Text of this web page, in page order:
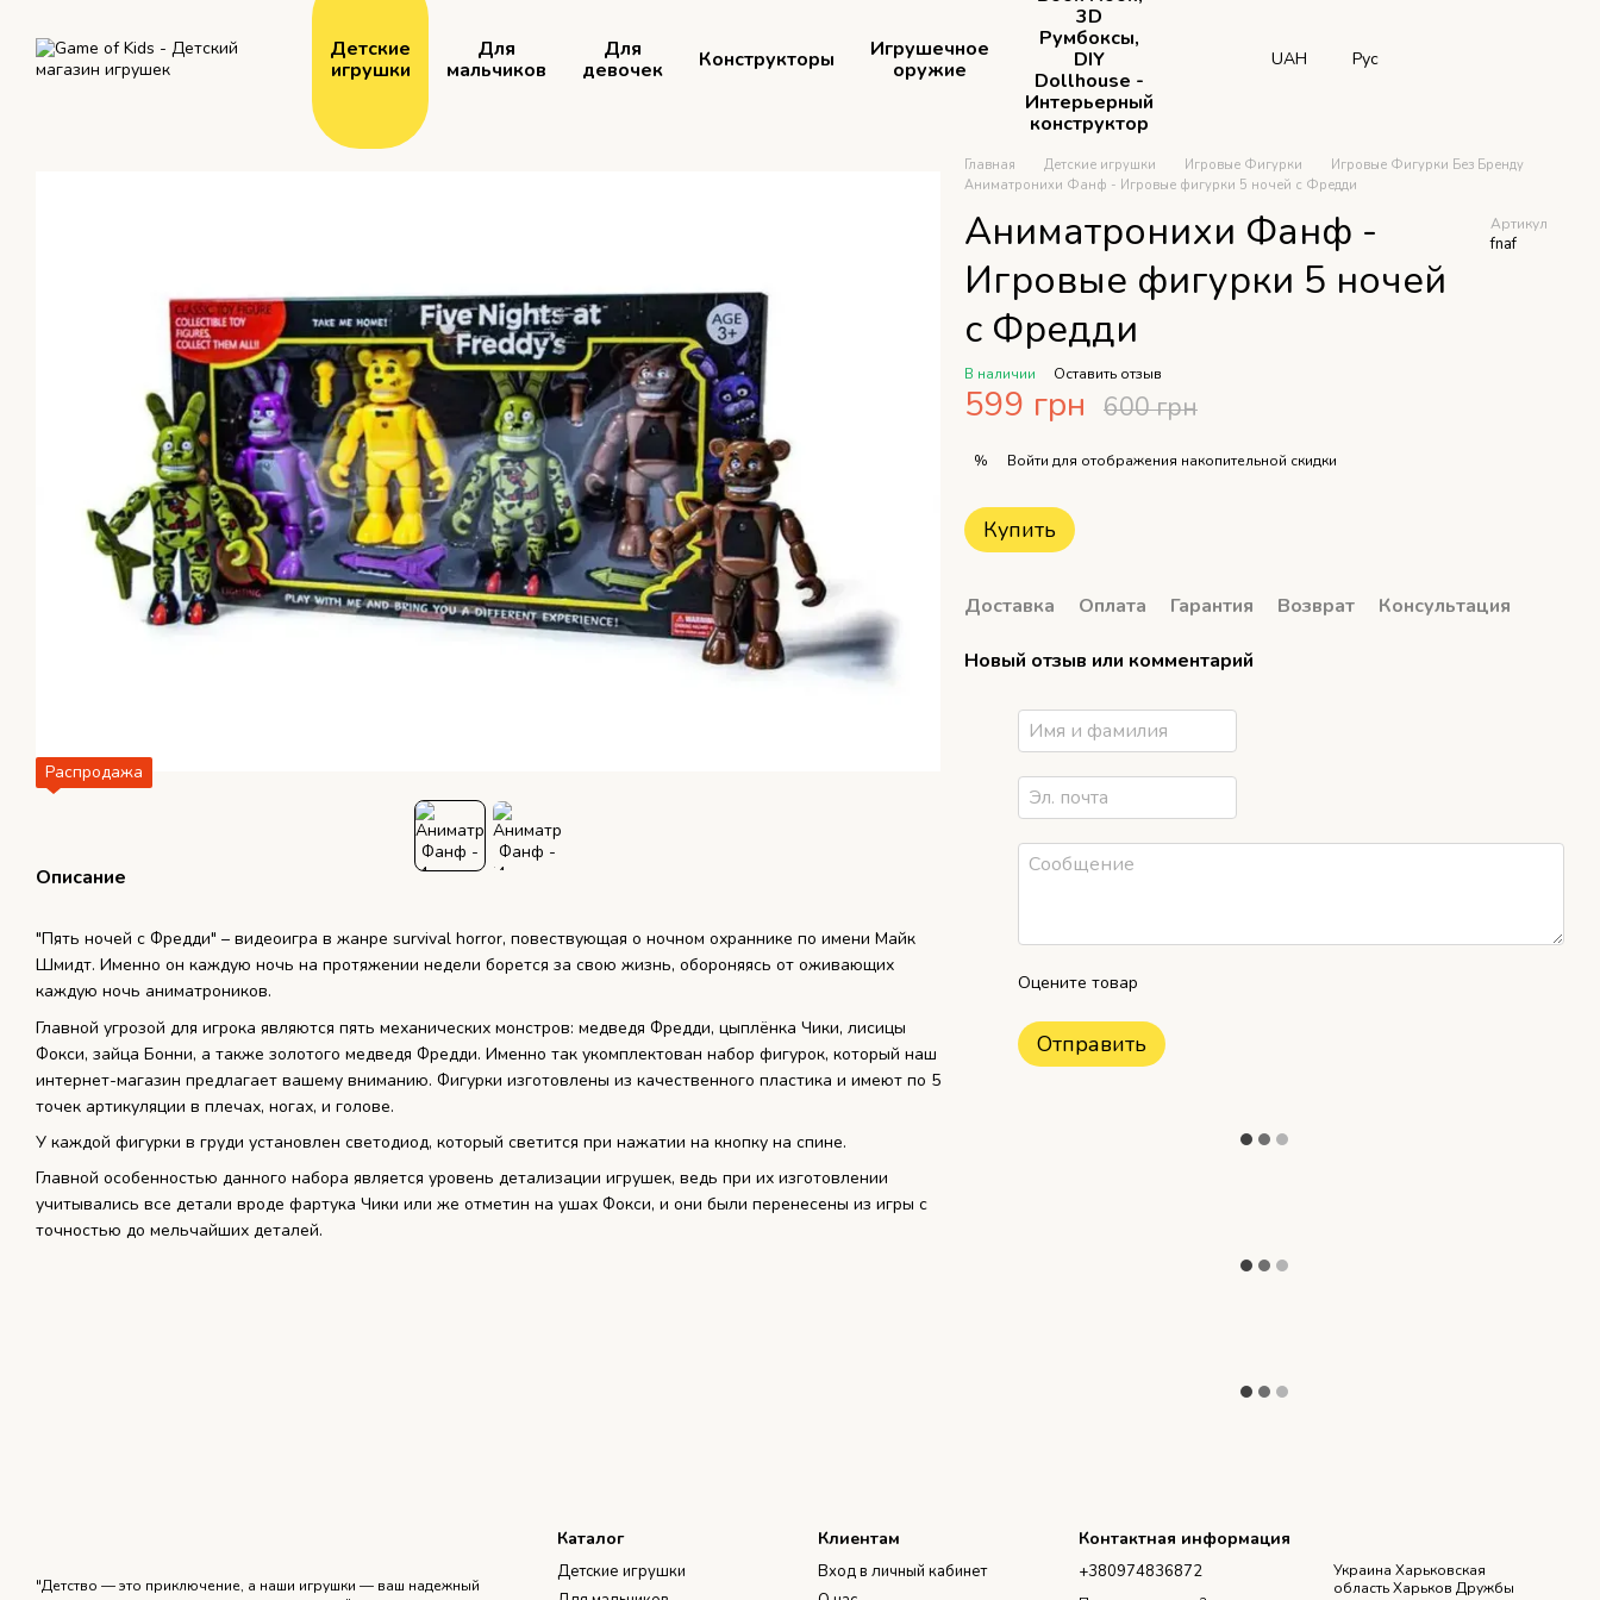
Детские
игрушки
Для
мальчиков
Для
девочек
Конструкторы
Игрушечное
оружие
3D
Румбоксы,
DIY
Dollhouse -
Интерьерный
конструктор
UAH Рус
Распродажа
Описание
"Пять ночей с Фредди" – видеоигра в жанре survival horror, повествующая о ночном охраннике по имени Майк
Шмидт. Именно он каждую ночь на протяжении недели борется за свою жизнь, обороняясь от оживающих
каждую ночь аниматроников.
Главной угрозой для игрока являются пять механических монстров: медведя Фредди, цыплёнка Чики, лисицы
Фокси, зайца Бонни, а также золотого медведя Фредди. Именно так укомплектован набор фигурок, который наш
интернет-магазин предлагает вашему вниманию. Фигурки изготовлены из качественного пластика и имеют по 5
точек артикуляции в плечах, ногах, и голове.
У каждой фигурки в груди установлен светодиод, который светится при нажатии на кнопку на спине.
Главной особенностью данного набора является уровень детализации игрушек, ведь при их изготовлении
учитывались все детали вроде фартука Чики или же отметин на ушах Фокси, и они были перенесены из игры с
точностью до мельчайших деталей.
Главная Детские игрушки Игровые Фигурки
Игровые Фигурки Без Бренду
Аниматронихи Фанф - Игровые фигурки 5 ночей с Фредди
Аниматронихи Фанф -
Игровые фигурки 5 ночей
с Фредди
Артикул
fnaf
В наличии Оставить отзыв
599 грн 600 грн
% Войти для отображения накопительной скидки
Купить
Доставка Оплата Гарантия Возврат Консультация
Новый отзыв или комментарий
Оцените товар
Отправить
"Детство — это приключение, а наши игрушки — ваш надежный
Каталог
Детские игрушки
Клиентам
Вход в личный кабинет
Контактная информация
+380974836872
Украина Харьковская
область Харьков Дружбы